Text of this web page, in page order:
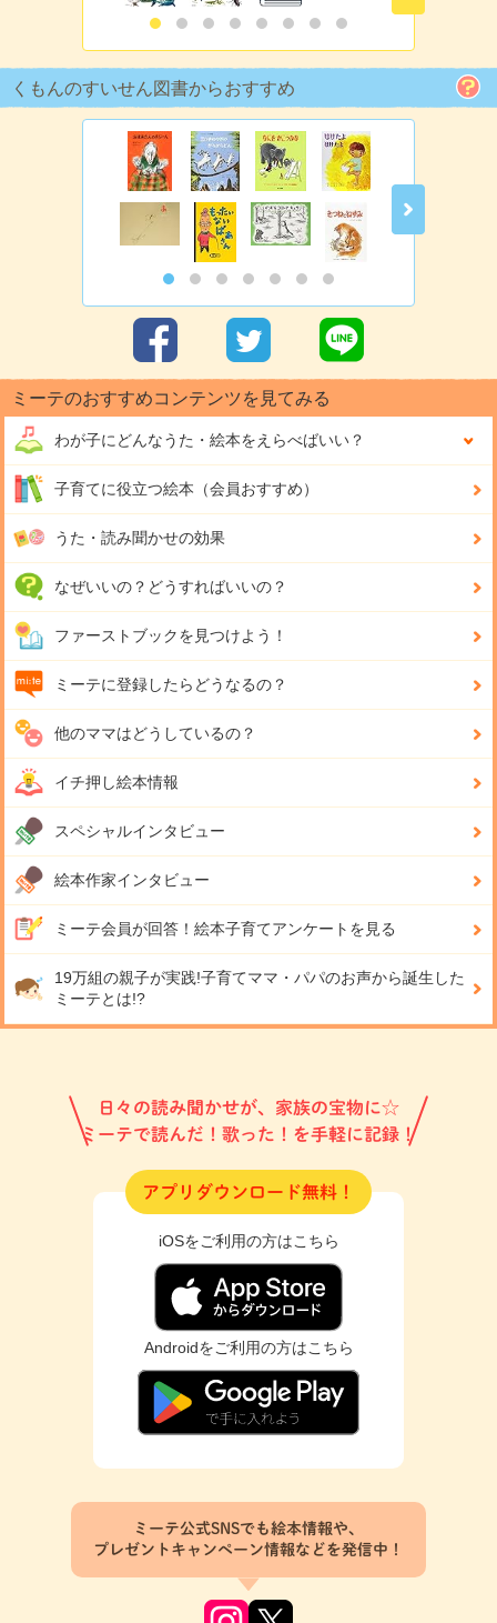
くもんのすいせん図書からおすすめ
ミーテのおすすめコンテンツを見てみる
わが子にどんなうた・絵本をえらべばいい？
子育てに役立つ絵本（会員おすすめ）
うた・読み聞かせの効果
なぜいいの？どうすればいいの？
ファーストブックを見つけよう！
ミーテに登録したらどうなるの？
他のママはどうしているの？
イチ押し絵本情報
スペシャルインタビュー
絵本作家インタビュー
ミーテ会員が回答！ 絵本子育てアンケートを見る
19万組の親子が実践!子育てママ・パパのお声から誕生した
ミーテとは!?
日々の読み聞かせが、家族の宝物に☆
ミーテで読んだ！歌った！を手軽に記録！
アプリダウンロード無料！
iOSをご利用の方はこちら
Androidをご利用の方はこちら
ミーテ公式SNSでも絵本情報や、
プレゼントキャンペーン情報などを発信中！